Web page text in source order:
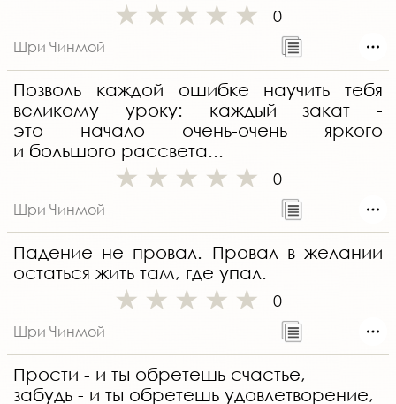
0
Шри Чинмой
Позволь каждой ошибке научить тебя
великому уроку: каждый закат -
это начало очень-очень яркого
и большого рассвета...
0
Шри Чинмой
Падение не провал. Провал в желании
остаться жить там, где упал.
0
Шри Чинмой
Прости - и ты обретешь счастье,
забудь - и ты обретешь удовлетворение,